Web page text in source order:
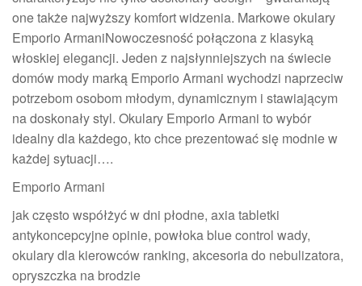
one także najwyższy komfort widzenia. Markowe okulary
Emporio ArmaniNowoczesność połączona z klasyką
włoskiej elegancji. Jeden z najsłynniejszych na świecie
domów mody marką Emporio Armani wychodzi naprzeciw
potrzebom osobom młodym, dynamicznym i stawiającym
na doskonały styl. Okulary Emporio Armani to wybór
idealny dla każdego, kto chce prezentować się modnie w
każdej sytuacji….
Emporio Armani
jak często współżyć w dni płodne, axia tabletki
antykoncepcyjne opinie, powłoka blue control wady,
okulary dla kierowców ranking, akcesoria do nebulizatora,
opryszczka na brodzie